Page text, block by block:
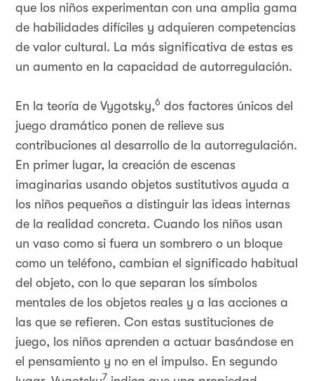
que los niños experimentan con una amplia gama
de habilidades difíciles y adquieren competencias
de valor cultural. La más significativa de estas es
un aumento en la capacidad de autorregulación.
En la teoría de Vygotsky,6 dos factores únicos del
juego dramático ponen de relieve sus
contribuciones al desarrollo de la autorregulación.
En primer lugar, la creación de escenas
imaginarias usando objetos sustitutivos ayuda a
los niños pequeños a distinguir las ideas internas
de la realidad concreta. Cuando los niños usan
un vaso como si fuera un sombrero o un bloque
como un teléfono, cambian el significado habitual
del objeto, con lo que separan los símbolos
mentales de los objetos reales y a las acciones a
las que se refieren. Con estas sustituciones de
juego, los niños aprenden a actuar basándose en
el pensamiento y no en el impulso. En segundo
7